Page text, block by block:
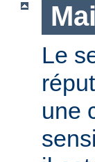
Le
une